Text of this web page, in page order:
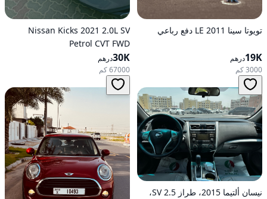
تويوتا سينا 2011 LE دفع رباعي
19Kدرهم
3000 كم
Nissan Kicks 2021 2.0L SV
Petrol CVT FWD
30Kدرهم
67000 كم
نيسان ألتيما 2015، طراز 2.5 SV،